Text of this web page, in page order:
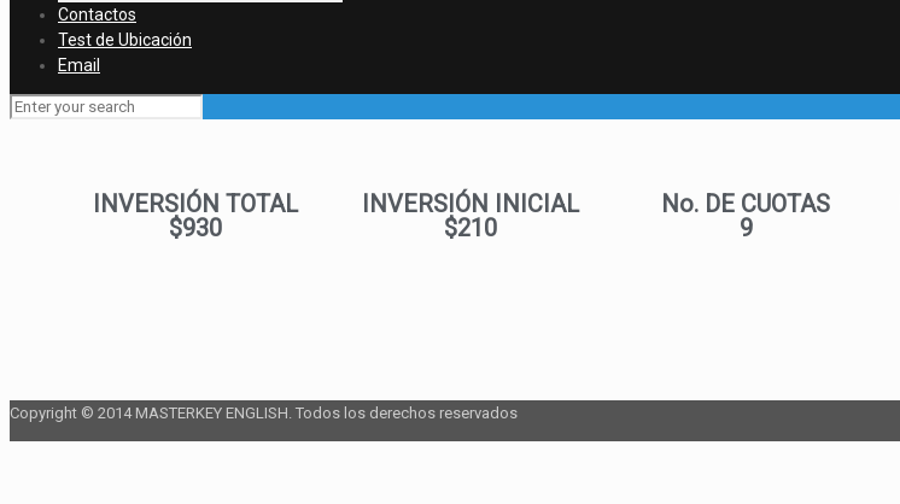
Contactos
Test de Ubicación
Email
INVERSIÓN TOTAL
$930
INVERSIÓN INICIAL
$210
No. DE CUOTAS
9
Copyright © 2014 MASTERKEY ENGLISH. Todos los derechos reservados